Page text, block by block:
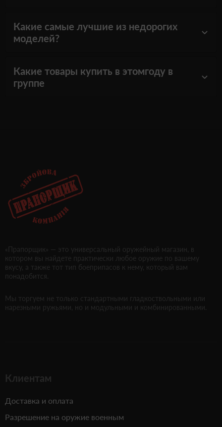
Какие самые лучшие из недорогих
моделей?
Какие товары купить в этомгоду в
группе
«Прапорщик» — это универсальный оружейный магазин, в
котором вы найдете практически любое оружие по вашему
вкусу, а также тот тип боеприпасов к нему, который вам
понадобится.
Мы торгуем не только стандартными гладкоствольными или
нарезными ружьями, но и модульными и комбинированными.
Клиентам
Доставка и оплата
Разрешение на оружие военным